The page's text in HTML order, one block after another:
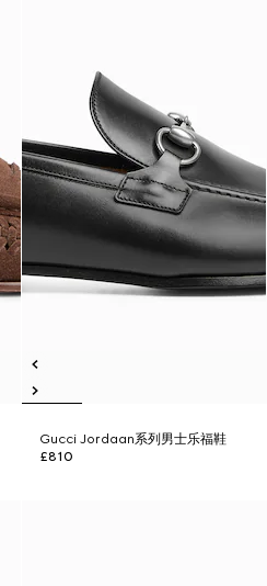
Gucci Jordaan系列男士乐福鞋
£810